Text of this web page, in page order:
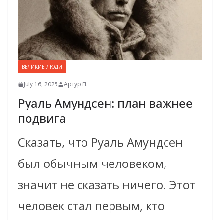
ВЕЛИКИЕ ЛЮДИ
July 16, 2025 Артур П.
Руаль Амундсен: план важнее
подвига
Сказать, что Руаль Амундсен
был обычным человеком,
значит не сказать ничего. Этот
человек стал первым, кто